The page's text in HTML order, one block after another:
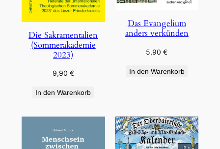
Die Sakramentalien
(Sommerakademie
2023)
9,90 €
In den Warenkorb
Das Evangelium
anders verkünden
5,90€
In den Warenkorb